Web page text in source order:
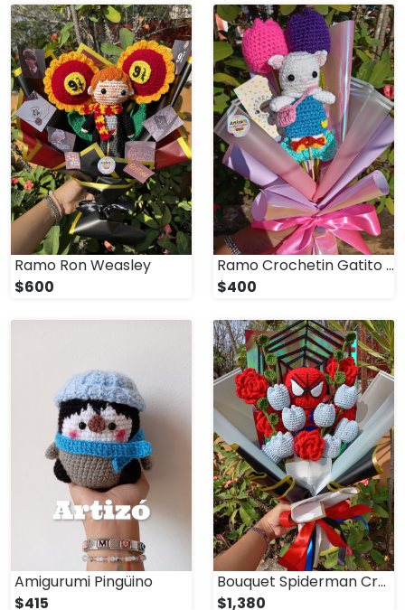
Ramo Ron Weasley
$600
Ramo Crochetin Gatito Persa
$400
Amigurumi Pingüino
$415
Bouquet Spiderman Crochet
$1,380